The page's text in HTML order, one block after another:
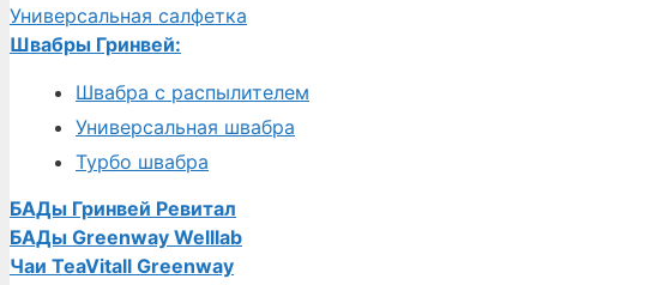
Универсальная салфетка
Швабры Гринвей:
Швабра с распылителем
Универсальная швабра
Турбо швабра
БАДы Гринвей Ревитал
БАДы Greenway Welllab
Чаи TeaVitall Greenway